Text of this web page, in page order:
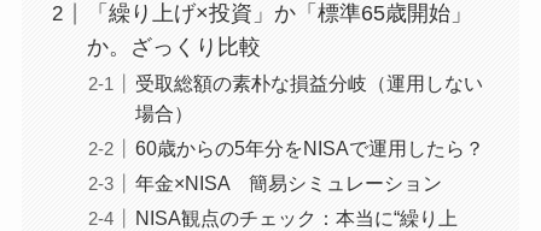
「繰り上げ×投資」か「標準65歳開始」
か。ざっくり比較
受取総額の素朴な損益分岐（運用しない
場合）
60歳からの5年分をNISAで運用したら？
年金×NISA 簡易シミュレーション
NISA観点のチェック：本当に“繰り上